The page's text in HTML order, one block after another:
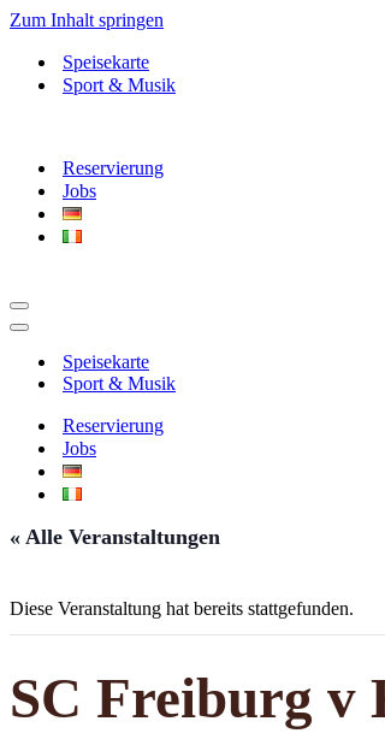
Zum Inhalt springen
Speisekarte
Sport & Musik
Reservierung
Jobs
Navigationsmenü
Navigationsmenü
Speisekarte
Sport & Musik
Reservierung
Jobs
« Alle Veranstaltungen
Diese Veranstaltung hat bereits stattgefunden.
SC Freiburg v